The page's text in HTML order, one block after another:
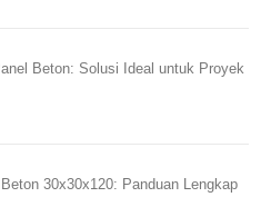
Beton: Solusi Ideal untuk Proyek
30x30x120: Panduan Lengkap